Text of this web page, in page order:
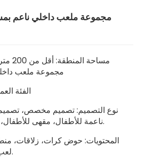
مجموعة ملعب داخلي
الفئة
نوع التصميم: تصميم مخصص،
ناعمة للأطفال، مقهى للأطفال، تصميم فاخر مخصص.
المحتويات: حوض كرات، زلاقات،
لعب للأطفال الصغار، إلخ.